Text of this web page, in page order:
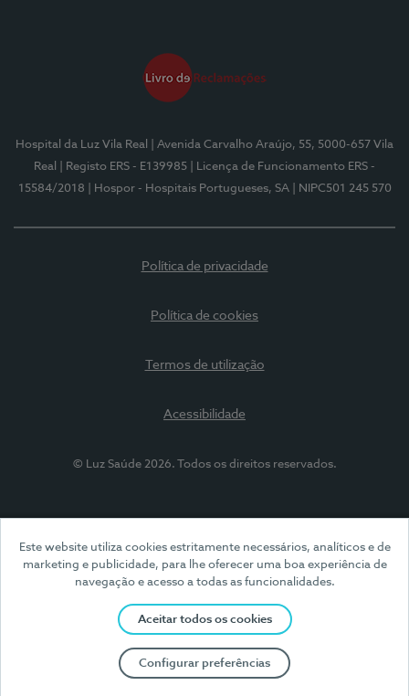
Este website utiliza cookies estritamente necessários, analíticos e de
marketing e publicidade, para lhe oferecer uma boa experiência de
navegação e acesso a todas as funcionalidades.
Aceitar todos os cookies
Configurar preferências
Hospital da Luz Vila Real
| Avenida Carvalho Araújo, 55, 5000-657 Vila
Real
| Registo ERS - E139985
| Licença de Funcionamento ERS -
15584/2018
| Hospor - Hospitais Portugueses, SA | NIPC501 245 570
Política de privacidade
Política de cookies
Termos de utilização
Acessibilidade
© Luz Saúde 2026. Todos os direitos reservados.